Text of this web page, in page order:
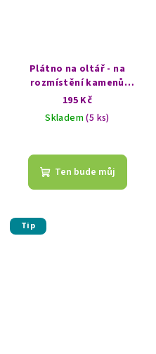
Plátno na oltář - na
rozmístění kamenů
(kamenná - krystalová
mřížka) - Metatronova
krychle
195 Kč
Skladem(5 ks)
Ten bude můj
Tip